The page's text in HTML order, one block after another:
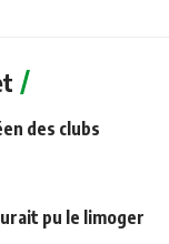
des clubs
pu le limoger